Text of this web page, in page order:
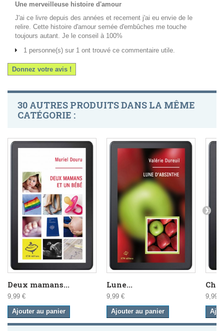
Une merveilleuse histoire d'amour
J'ai ce livre depuis des années et recement j'ai eu envie de le
relire. Cette histoire d'amour semée d'embûches me touche
toujours autant. Je le conseil à 100%
1 personne(s) sur 1 ont trouvé ce commentaire utile.
Donnez votre avis !
30 AUTRES PRODUITS DANS LA MÊME
CATÉGORIE :
Deux mamans...
9,99 €
Ajouter au panier
Lune...
9,99 €
Ajouter au panier
9,99 €